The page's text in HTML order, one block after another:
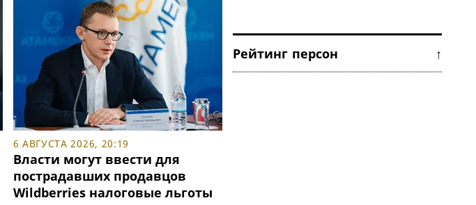
6 АВГУСТА 2026, 20:19
Власти могут ввести для
пострадавших продавцов
Wildberries налоговые льготы
Рейтинг персон ↑